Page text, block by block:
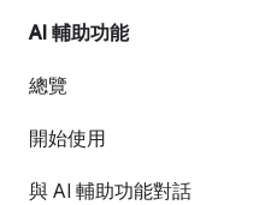
AI 輔助功能
總覽
開始使用
與 AI 輔助功能對話